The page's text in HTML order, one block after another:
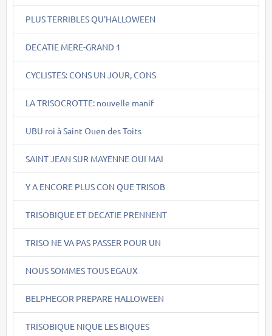
PLUS TERRIBLES QU'HALLOWEEN
DECATIE MERE-GRAND 1
CYCLISTES: CONS UN JOUR, CONS
LA TRISOCROTTE: nouvelle manif
UBU roi à Saint Ouen des Toits
SAINT JEAN SUR MAYENNE OUI MAI
Y A ENCORE PLUS CON QUE TRISOB
TRISOBIQUE ET DECATIE PRENNENT
TRISO NE VA PAS PASSER POUR UN
NOUS SOMMES TOUS EGAUX
BELPHEGOR PREPARE HALLOWEEN
TRISOBIQUE NIQUE LES BIQUES